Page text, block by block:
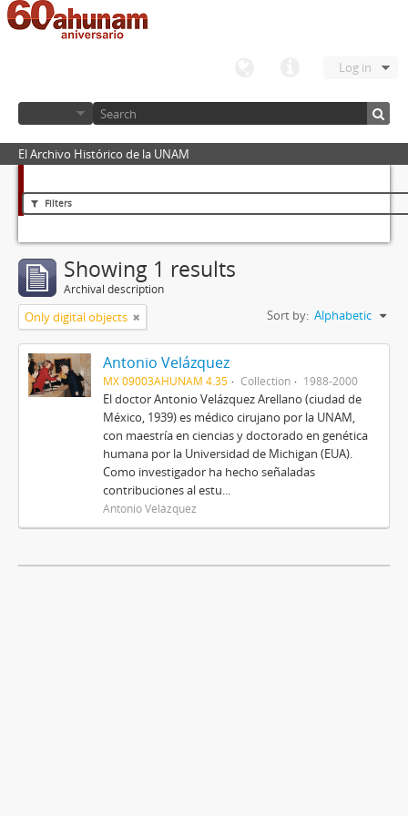
Log in
El Archivo Histórico de la UNAM
Filters
Showing 1 results
Archival description
Only digital objects Sort by: Alphabetic
Antonio Velázquez
MX 09003AHUNAM 4.35 Collection 1988-2000
El doctor Antonio Velázquez Arellano (ciudad de
México, 1939) es médico cirujano por la UNAM,
con maestría en ciencias y doctorado en genética
humana por la Universidad de Michigan (EUA).
Como investigador ha hecho señaladas
contribuciones al estu...
Antonio Velázquez